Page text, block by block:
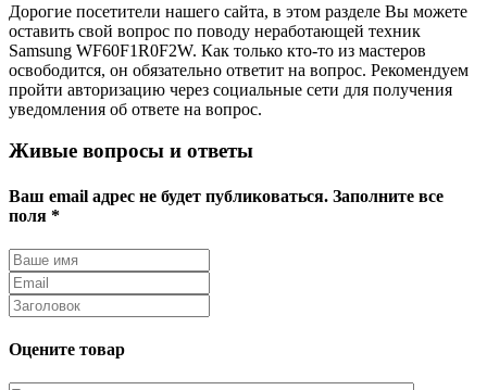
Дорогие посетители нашего сайта, в этом разделе Вы можете
оставить свой вопрос по поводу неработающей техник
Samsung WF60F1R0F2W. Как только кто-то из мастеров
освободится, он обязательно ответит на вопрос. Рекомендуем
пройти авторизацию через социальные сети для получения
уведомления об ответе на вопрос.
Живые вопросы и ответы
Ваш email адрес не будет публиковаться. Заполните все
поля *
Оцените товар